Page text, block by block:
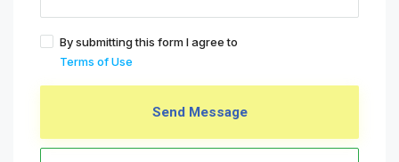
By submitting this form I agree to
Terms of Use
Send Message